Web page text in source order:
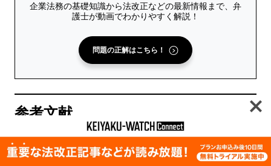
企業法務の基礎知識から法改正などの最新情報まで、弁
護士が動画でわかりやすく解説！
問題の正解はこちら！
参考文献
潮見佳男『民法（全） 第3版』有斐閣、2022年